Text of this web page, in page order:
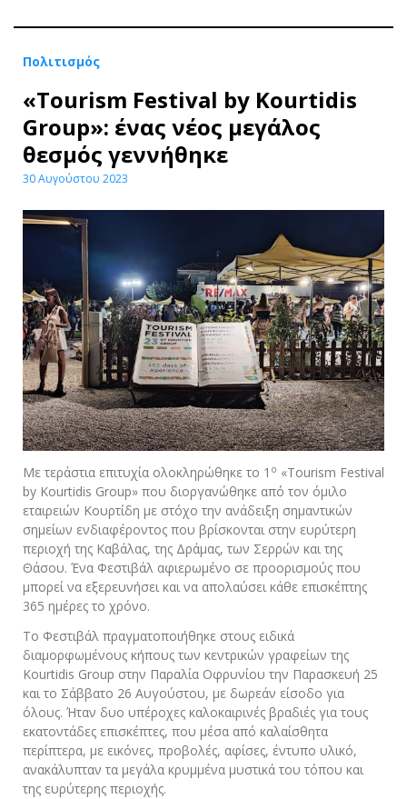
Πολιτισμός
«Tourism Festival by Kourtidis
Group»: ένας νέος μεγάλος
θεσμός γεννήθηκε
30 Αυγούστου 2023
Με τεράστια επιτυχία ολοκληρώθηκε το 1 ο «Τourism Festival
by Kourtidis Group» που διοργανώθηκε από τον όμιλο
εταιρειών Κουρτίδη με στόχο την ανάδειξη σημαντικών
σημείων ενδιαφέροντος που βρίσκονται στην ευρύτερη
περιοχή της Καβάλας, της Δράμας, των Σερρών και της
Θάσου. Ένα Φεστιβάλ αφιερωμένο σε προορισμούς που
μπορεί να εξερευνήσει και να απολαύσει κάθε επισκέπτης
365 ημέρες το χρόνο.
Το Φεστιβάλ πραγματοποιήθηκε στους ειδικά
διαμορφωμένους κήπους των κεντρικών γραφείων της
Kourtidis Group στην Παραλία Οφρυνίου την Παρασκευή 25
και το Σάββατο 26 Αυγούστου, με δωρεάν είσοδο για
όλους. Ήταν δυο υπέροχες καλοκαιρινές βραδιές για τους
εκατοντάδες επισκέπτες, που μέσα από καλαίσθητα
περίπτερα, με εικόνες, προβολές, αφίσες, έντυπο υλικό,
ανακάλυπταν τα μεγάλα κρυμμένα μυστικά του τόπου και
της ευρύτερης περιοχής.